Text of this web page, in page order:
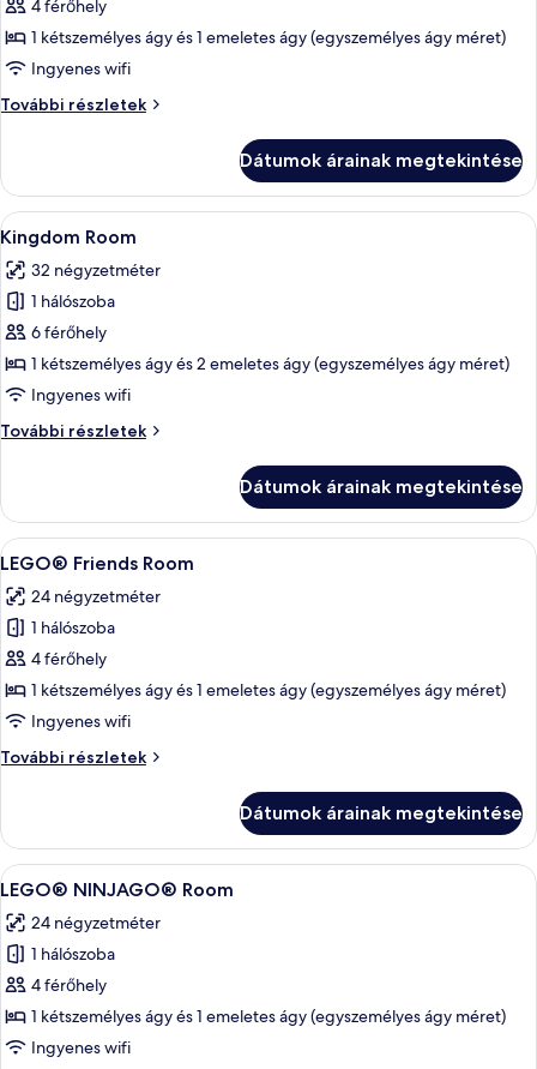
képének
megtekintése:
Pirate
4 férőhely
1 kétszemélyes ágy és 1 emeletes ágy (egyszemélyes ágy méret)
Ingyenes wifi
További részletek
Pirate
Dátumok árainak megtekintése
A
következő
szoba
összes
képének
megtekintése:
Kingdom
Egy nagy ablakos hálószoba, vörös
4
Kingdom Room
32 négyzetméter
1 hálószoba
6 férőhely
1 kétszemélyes ágy és 2 emeletes ágy (egyszemélyes ágy méret)
Ingyenes wifi
További részletek
Kingdom
Dátumok árainak megtekintése
A
következő
szoba
összes
képének
megtekintése:
LEGO®
Room
Egy gyerekszoba, melyben van egy
3
LEGO® Friends Room
24 négyzetméter
1 hálószoba
4 férőhely
1 kétszemélyes ágy és 1 emeletes ágy (egyszemélyes ágy méret)
Ingyenes wifi
További részletek
LEGO®
részletei
Dátumok árainak megtekintése
A
következő
szoba
összes
képének
megtekintése:
LEGO®
Egy szoba emeletes ággyal, a falon
4
LEGO® NINJAGO® Room
24 négyzetméter
1 hálószoba
4 férőhely
1 kétszemélyes ágy és 1 emeletes ágy (egyszemélyes ágy méret)
Ingyenes wifi